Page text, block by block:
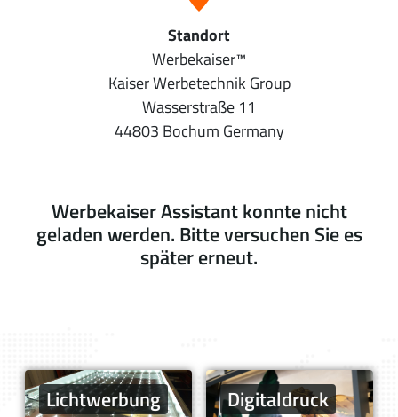
Standort
Werbekaiser­™
Kaiser Werbetechnik Group
Wasserstraße 11
44803 Bochum Germany
Werbekaiser Assistant konnte nicht
geladen werden. Bitte versuchen Sie es
später erneut.
Licht­werbung Digitaldruck